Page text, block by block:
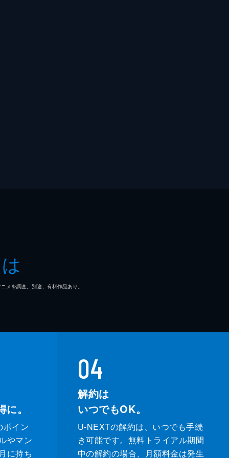
を調査。別途、有料作品あり。
。
ポイン
やマン
に持ち
04
解約は
いつでもOK。
U-NEXTの解約は、いつでも手続
き可能です。無料トライアル期間
中の解約の場合、月額料金は発生